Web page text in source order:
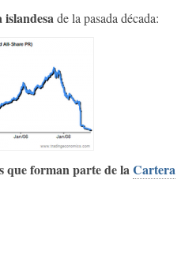
islandesade la pasada década:
que forman parte de laCartera